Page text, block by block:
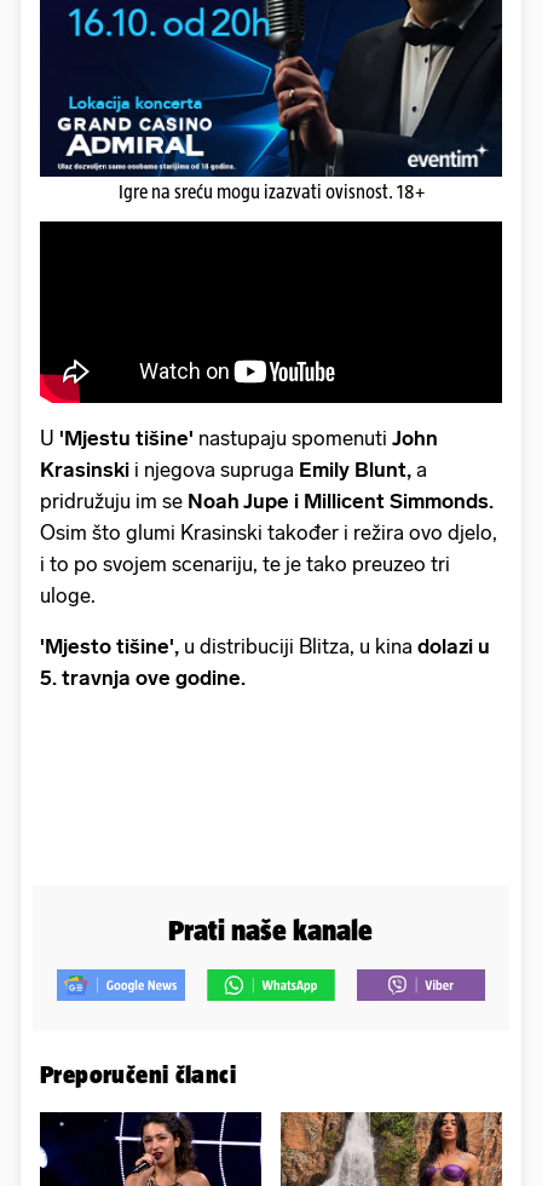
Igre na sreću mogu izazvati ovisnost. 18+
U 'Mjestu tišine' nastupaju spomenuti John
Krasinski i njegova supruga Emily Blunt, a
pridružuju im se Noah Jupe i Millicent Simmonds.
Osim što glumi Krasinski također i režira ovo djelo,
i to po svojem scenariju, te je tako preuzeo tri
uloge.
'Mjesto tišine', u distribuciji Blitza, u kina dolazi u
5. travnja ove godine.
Prati naše kanale
Preporučeni članci